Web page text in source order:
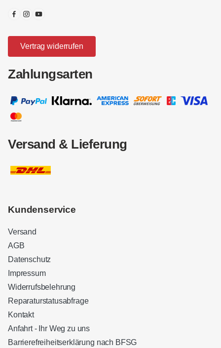
Vertrag widerrufen
Zahlungsarten
Versand & Lieferung
Kundenservice
Versand
AGB
Datenschutz
Impressum
Widerrufsbelehrung
Reparaturstatusabfrage
Kontakt
Anfahrt - Ihr Weg zu uns
Barrierefreiheitserklärung nach BFSGKundenbewertungen und Erfahrungen zu